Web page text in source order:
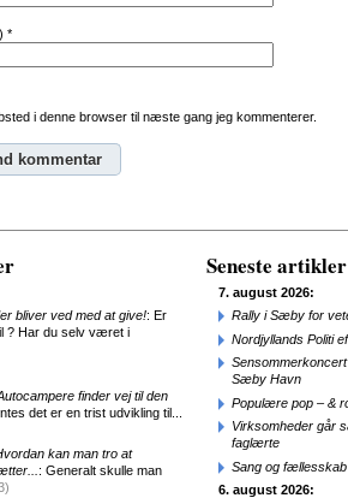
*
i denne browser til næste gang jeg kommenterer.
bliver ved med at give!: Er
? Har du selv været i
finder vej til den
det er en trist udvikling til...
kan man tro at
: Generalt skulle man
Seneste artikler
7. august 2026:
Rally i Sæby for
Nordjyllands Politi
Sæby Havn
Populære pop – &
Virksomheder går
faglærte
Sang og
6. august 2026: